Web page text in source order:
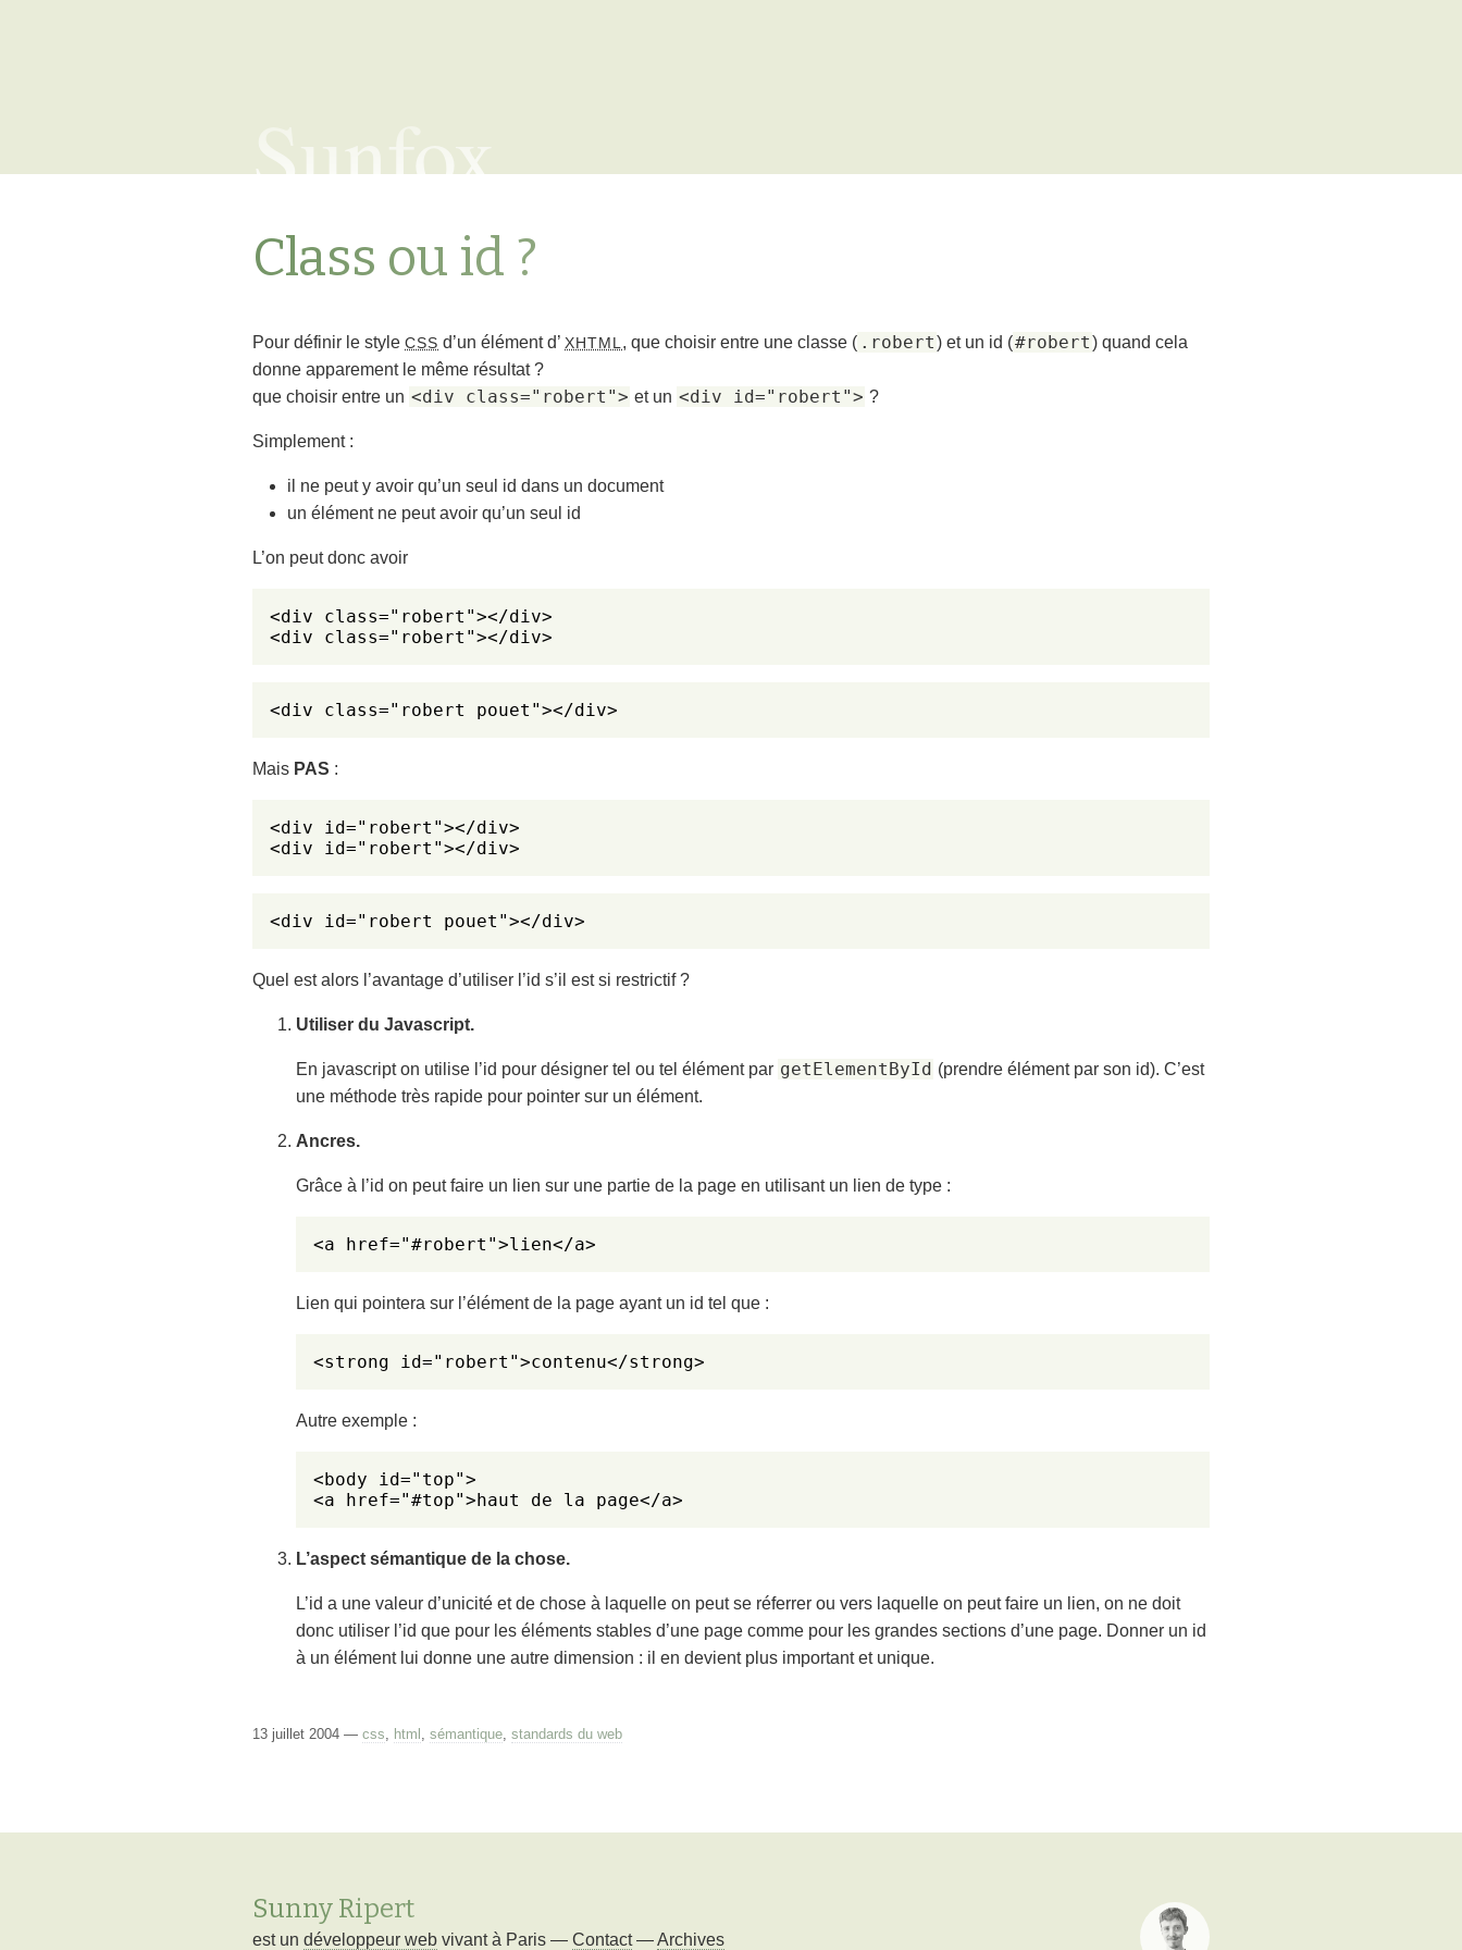
Sunfox
Class ou id ?
Pour définir le style CSS d’un élément d’XHTML , que choisir entre une classe ( .robert) et un id (#robert ) quand cela
donne apparement le même résultat ?
que choisir entre un <div class="robert"> et un <div id="robert"> ?
Simplement :
il ne peut y avoir qu’un seul id dans un document
un élément ne peut avoir qu’un seul id
L’on peut donc avoir
<div class="robert"></div>
<div class="robert"></div>
<div class="robert pouet"></div>
Mais PAS :
<div id="robert"></div>
<div id="robert"></div>
<div id="robert pouet"></div>
Quel est alors l’avantage d’utiliser l’id s’il est si restrictif ?
Utiliser du Javascript.
En javascript on utilise l’id pour désigner tel ou tel élément par getElementById (prendre élément par son id). C’est
une méthode très rapide pour pointer sur un élément.
Ancres.
Grâce à l’id on peut faire un lien sur une partie de la page en utilisant un lien de type :
<a href="#robert">lien</a>
Lien qui pointera sur l’élément de la page ayant un id tel que :
<strong id="robert">contenu</strong>
Autre exemple :
<body id="top">
<a href="#top">haut de la page</a>
L’aspect sémantique de la chose.
L’id a une valeur d’unicité et de chose à laquelle on peut se réferrer ou vers laquelle on peut faire un lien, on ne doit
donc utiliser l’id que pour les éléments stables d’une page comme pour les grandes sections d’une page. Donner un id
à un élément lui donne une autre dimension : il en devient plus important et unique.
13 juillet 2004 — css, html , sémantique, standards du web
Sunny Ripert
est un développeur web vivant à Paris — Contact—Archives